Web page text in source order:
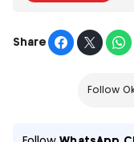
Share
Follow